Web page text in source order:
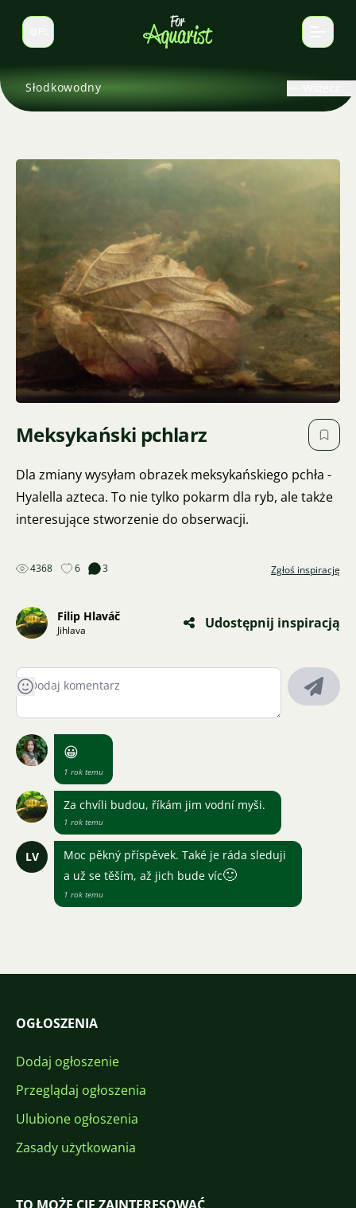
Zmień język
Słodkowodny
Meksykański pchlarz
Dla zmiany wysyłam obrazek meksykańskiego pchła -
Hyalella azteca. To nie tylko pokarm dla ryb, ale także
interesujące stworzenie do obserwacji.
4368 6 3 Zgłoś inspirację
Filip Hlaváč
Jihlava Udostępnij inspiracją
😀
1 rok temu
Za chvíli budou, říkám jim vodní myši.
1 rok temu
LV
Moc pěkný příspěvek. Také je ráda sleduji
a už se těším, až jich bude víc🙂
1 rok temu
OGŁOSZENIA
Dodaj ogłoszenie
Przeglądaj ogłoszenia
Ulubione ogłoszenia
Zasady użytkowania